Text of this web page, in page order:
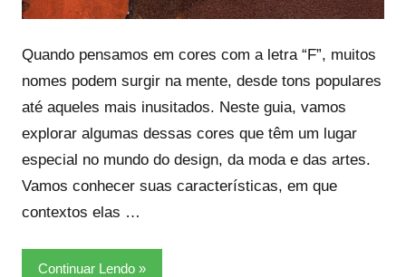
Quando pensamos em cores com a letra “F”, muitos
nomes podem surgir na mente, desde tons populares
até aqueles mais inusitados. Neste guia, vamos
explorar algumas dessas cores que têm um lugar
especial no mundo do design, da moda e das artes.
Vamos conhecer suas características, em que
contextos elas …
Continuar Lendo